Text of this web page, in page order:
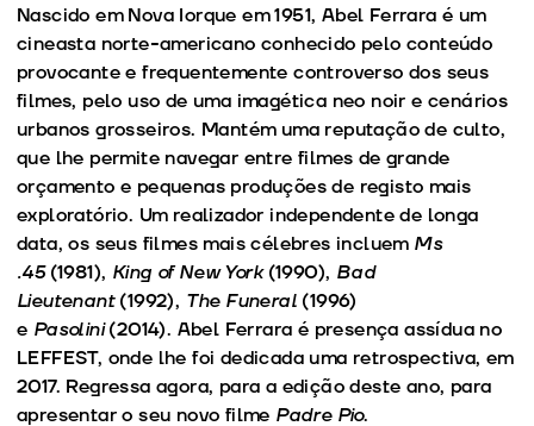
Nascido em Nova Iorque em 1951, Abel Ferrara é um
cineasta norte-americano conhecido pelo conteúdo
provocante e frequentemente controverso dos seus
filmes, pelo uso de uma imagética neo noir e cenários
urbanos grosseiros. Mantém uma reputação de culto,
que lhe permite navegar entre filmes de grande
orçamento e pequenas produções de registo mais
exploratório. Um realizador independente de longa
data, os seus filmes mais célebres incluemMs
.45(1981), King of New York(1990), Bad
Lieutenant(1992), The Funeral (1996)
e Pasolini(2014). Abel Ferrara é presença assídua no
LEFFEST, onde lhe foi dedicada uma retrospectiva, em
2017. Regressa agora, para a edição deste ano, para
apresentar o seu novo filme Padre Pio.